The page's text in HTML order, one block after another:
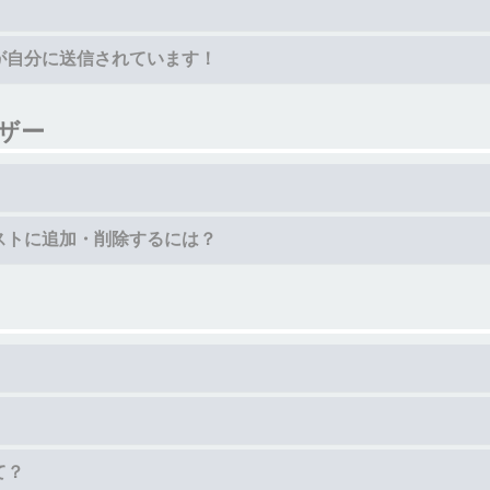
分に送信されています！
ー
に追加・削除するには？
？